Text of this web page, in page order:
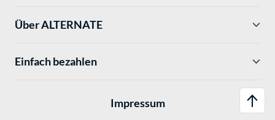
Über ALTERNATE
Einfach bezahlen
Impressum